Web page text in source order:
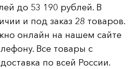
до 53 190 рублей. В
и под заказ 28 товаров.
онлайн на нашем сайте
Все товары с
по всей России.